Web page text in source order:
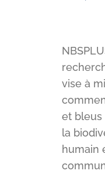
vise à
et bleus
la
humain